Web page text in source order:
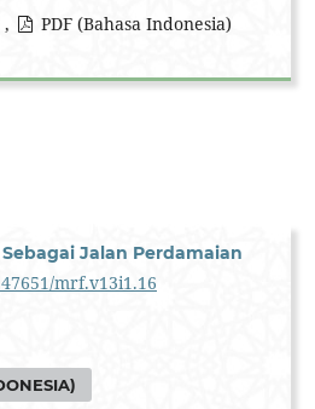
PDF (Bahasa Indonesia)
Jalan Perdamaian
mrf.v13i1.16